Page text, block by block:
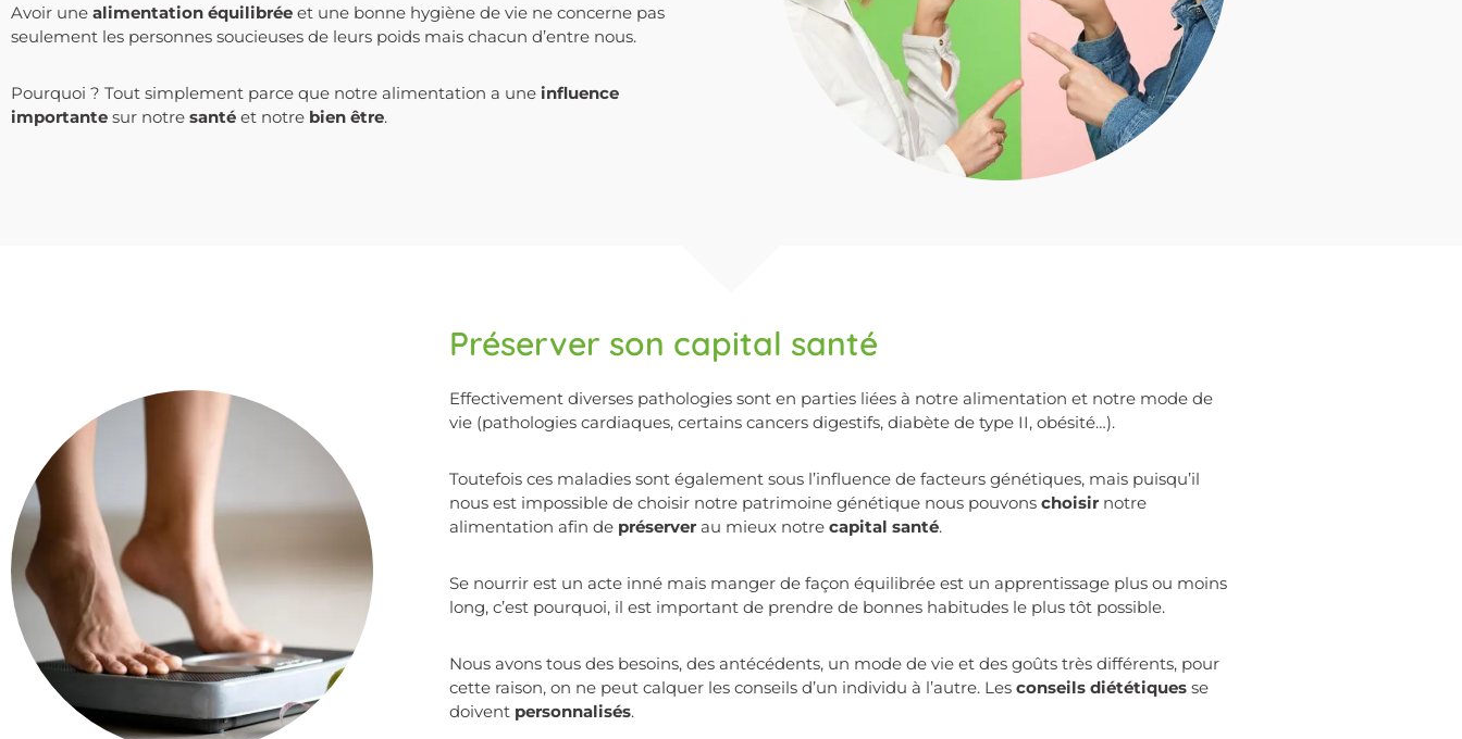
Avoir une alimentation équilibrée et une bonne hygiène de vie ne concerne pas
seulement les personnes soucieuses de leurs poids mais chacun d’entre nous.
Pourquoi ? Tout simplement parce que notre alimentation a une influence
importante sur notre santé et notre bien être.
Préserver son capital santé
Effectivement diverses pathologies sont en parties liées à notre alimentation et notre mode de
vie (pathologies cardiaques, certains cancers digestifs, diabète de type II, obésité…).
Toutefois ces maladies sont également sous l’influence de facteurs génétiques, mais puisqu’il
nous est impossible de choisir notre patrimoine génétique nous pouvons choisirnotre
alimentation afin de préserverau mieux notre capital santé.
Se nourrir est un acte inné mais manger de façon équilibrée est un apprentissage plus ou moins
long, c’est pourquoi, il est important de prendre de bonnes habitudes le plus tôt possible.
Nous avons tous des besoins, des antécédents, un mode de vie et des goûts très différents, pour
cette raison, on ne peut calquer les conseils d’un individu à l’autre. Les conseils diététiquesse
doivent personnalisés.